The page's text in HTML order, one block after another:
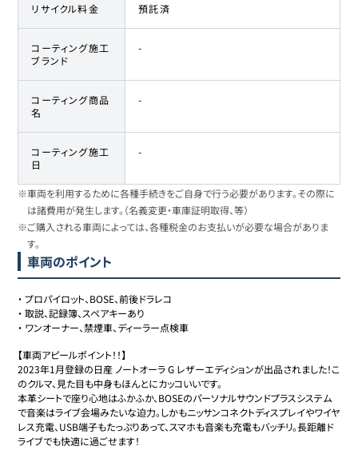
リサイクル料金 預託済
コーティング施工
ブランド
-
コーティング商品
名
-
コーティング施工
日
-
※車両を利用するために各種手続きをご自身で行う必要があります。その際に
は諸費用が発生します。（名義変更・車庫証明取得、等）
※ご購入される車両によっては、各種税金のお支払いが必要な場合がありま
す。
車両のポイント
・プロパイロット、BOSE、前後ドラレコ
・取説、記録簿、スペアキーあり
・ ワンオーナー、禁煙車、ディーラー点検車
【車両アピールポイント！！】
2023年1月登録の日産 ノートオーラ G レザーエディションが出品されました！こ
のクルマ、見た目も中身もほんとにカッコいいです。
本革シートで座り心地はふかふか、BOSEのパーソナルサウンドプラスシステム
で音楽はライブ会場みたいな迫力。しかもニッサンコネクトディスプレイやワイヤ
レス充電、USB端子もたっぷりあって、スマホも音楽も充電もバッチリ。長距離ド
ライブでも快適に過ごせます！